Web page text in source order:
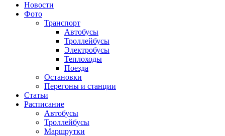
Новости
Фото
Транспорт
Автобусы
Троллейбусы
Электробусы
Теплоходы
Поезда
Остановки
Перегоны и станции
Статьи
Расписание
Автобусы
Троллейбусы
Маршрутки